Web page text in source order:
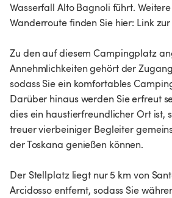
Wasserfall Alto Bagnoli führt.
Wanderroute finden Sie hier: Link
Zu den auf diesem Campingplatz
Annehmlichkeiten gehört der
sodass Sie ein komfortables
Darüber hinaus werden Sie erfreut
dies ein haustierfreundlicher Ort ist,
treuer vierbeiniger Begleiter
der Toskana genießen können.
Der Stellplatz liegt nur 5 km von
Arcidosso entfernt, sodass Sie